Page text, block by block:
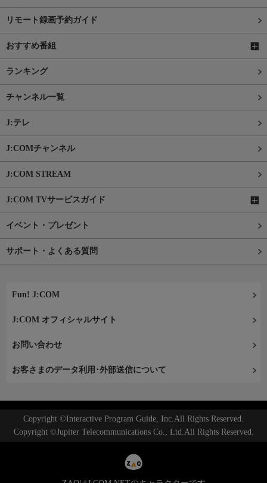
リモート録画予約ガイド
おすすめ番組
ランキング
チャンネル一覧
J:テレ
J:COMチャンネル
J:COM STREAM
J:COM TVサービスガイド
イベント・プレゼント
サポート・よくある質問
Fun! J:COM
J:COM オフィシャルサイト
お問い合わせ
お客さまのデータ利用･外部送信について
Copyright ©Interactive Program Guide, Inc.All Rights Reserved.
Copyright ©Jupiter Telecommunications Co., Ltd.All Rights Reserved.